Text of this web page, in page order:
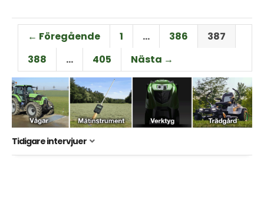
← Föregående 1 … 386
387
388
… 405 Nästa →
Tidigare intervjuer